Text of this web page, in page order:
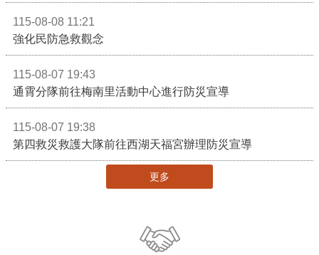
115-08-08 11:21
強化民防急救觀念
115-08-07 19:43
通霄分隊前往梅南里活動中心進行防災宣導
115-08-07 19:38
第四救災救護大隊前往西湖天福宮辦理防災宣導
更多